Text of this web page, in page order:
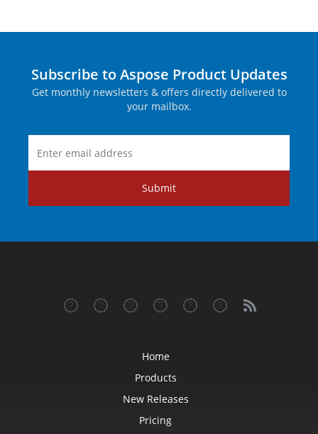
Subscribe to Aspose Product Updates
Get monthly newsletters & offers directly delivered to
your mailbox.
Submit
Home
Products
New Releases
Pricing